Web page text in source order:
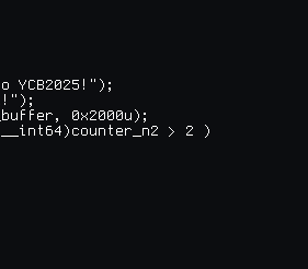
YCB2025!");
0x2000u);
> 2 )